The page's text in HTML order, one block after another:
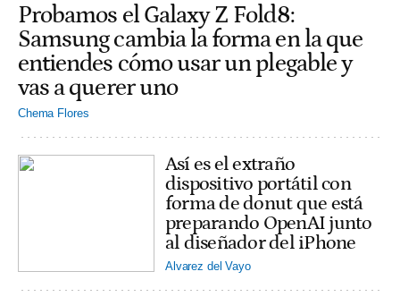
Probamos el Galaxy Z Fold8:
Samsung cambia la forma en la que
entiendes cómo usar un plegable y
vas a querer uno
Chema Flores
Así es el extraño
dispositivo portátil con
forma de donut que está
preparando OpenAI junto
al diseñador del iPhone
Alvarez del Vayo